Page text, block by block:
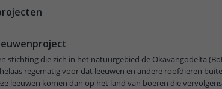
stichting die zich in het natuurgebied de Okavangodelta
regematig voor dat leeuwen en andere roofdieren
leeuwen komen dan op het land van boeren die